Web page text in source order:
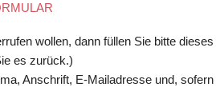
wollen, dann füllen Sie bitte dieses
es zurück.)
Anschrift, E-Mailadresse und, sofern